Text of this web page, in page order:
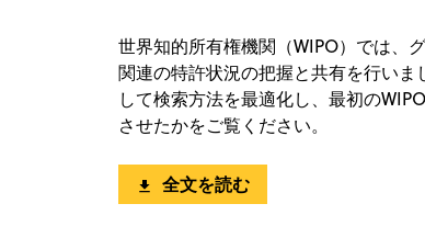
世界知的所有権機関（WIPO）では、
関連の特許状況の把握と共有を行いま
して検索方法を最適化し、最初の
させたかをご覧ください。
全文を読む